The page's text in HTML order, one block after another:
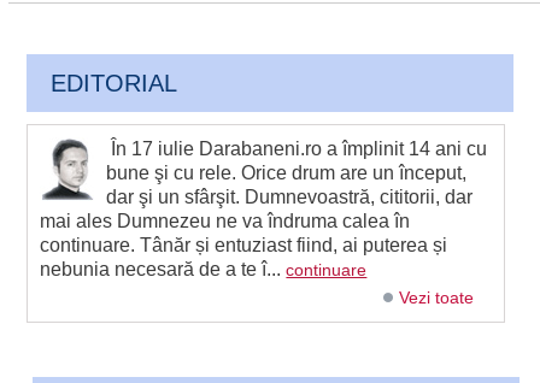
EDITORIAL
În 17 iulie Darabaneni.ro a împlinit 14 ani cu
bune şi cu rele. Orice drum are un început,
dar şi un sfârşit. Dumnevoastră, cititorii, dar
mai ales Dumnezeu ne va îndruma calea în
continuare. Tânăr și entuziast fiind, ai puterea și
nebunia necesară de a te î...continuare
Vezi toate